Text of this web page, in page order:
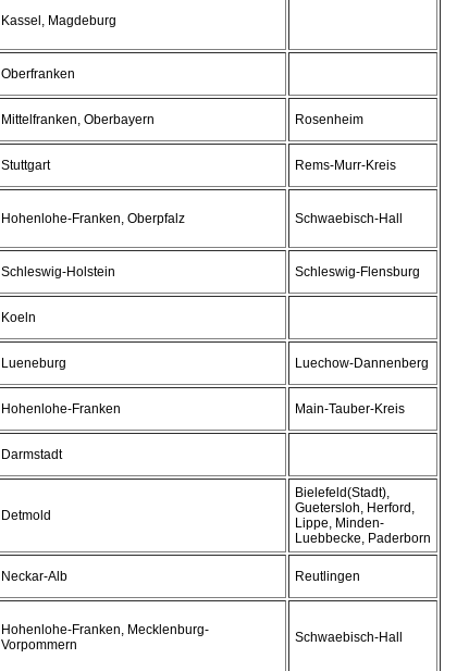
Kassel, Magdeburg
Oberfranken
Mittelfranken, Oberbayern Rosenheim
Stuttgart Rems-Murr-Kreis
Hohenlohe-Franken, Oberpfalz Schwaebisch-Hall
Schleswig-Holstein Schleswig-Flensburg
Koeln
Lueneburg Luechow-Dannenberg
Hohenlohe-Franken Main-Tauber-Kreis
Darmstadt
Detmold
Bielefeld(Stadt),
Guetersloh, Herford,
Lippe, Minden-
Luebbecke, Paderborn
Neckar-Alb Reutlingen
Hohenlohe-Franken, Mecklenburg-
Vorpommern
Schwaebisch-Hall